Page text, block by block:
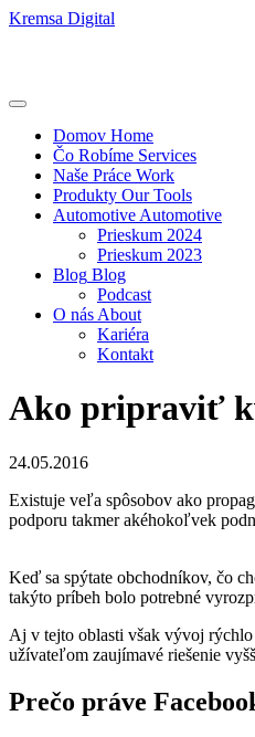
Kremsa Digital
Domov Home
Čo Robíme Services
Naše Práce Work
Produkty Our Tools
Automotive Automotive
Prieskum 2024
Prieskum 2023
Blog Blog
Podcast
O nás About
Kariéra
Kontakt
Ako pripraviť
24.05.2016
Existuje veľa spôsobov ako
podporu takmer akéhokoľvek
Keď sa spýtate obchodníkov, čo
takýto príbeh bolo potrebné
Aj v tejto oblasti však vývoj rýchlo
užívateľom zaujímavé riešenie
Prečo práve